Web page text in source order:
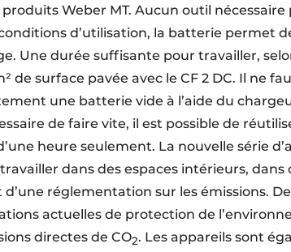
Weber MT. Aucun outil
d’utilisation, la batterie permet
Une durée suffisante pour travailler,
de surface pavée avec le CF 2 DC. Il ne
une batterie vide à l’aide du
de faire vite, il est possible de
heure seulement. La nouvelle série
dans des espaces intérieurs,
réglementation sur les émissions.
actuelles de protection de
directes de CO2. Les appareils sont